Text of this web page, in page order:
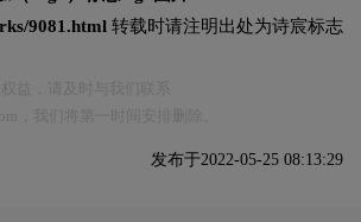
9081.html 转载时请注明出处为诗宸标志
发布于2022-05-25 08:13:29